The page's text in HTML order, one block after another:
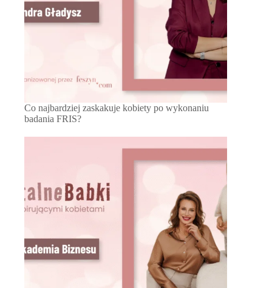
Co najbardziej zaskakuje kobiety po wykonaniu
badania FRIS?